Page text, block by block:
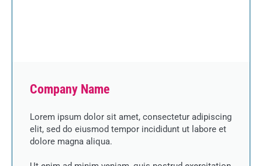
Company Name
Lorem ipsum dolor sit amet, consectetur adipiscing
elit, sed do eiusmod tempor incididunt ut labore et
dolore magna aliqua.